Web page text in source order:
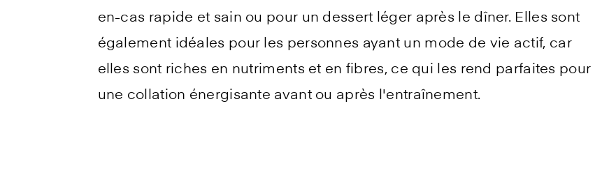
en-cas rapide et sain ou pour un dessert léger après le dîner. Elles sont
également idéales pour les personnes ayant un mode de vie actif, car
elles sont riches en nutriments et en fibres, ce qui les rend parfaites pour
une collation énergisante avant ou après l'entraînement.